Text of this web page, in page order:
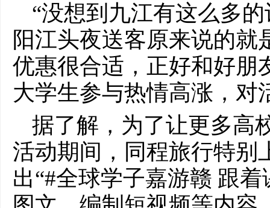
“没想到九江有这么多
阳江头夜送客原来说的就
优惠很合适，正好和好朋
大学生参与热情高涨，对
据了解，为了让更多高
活动期间，同程旅行特别
出“#全球学子嘉游赣 跟